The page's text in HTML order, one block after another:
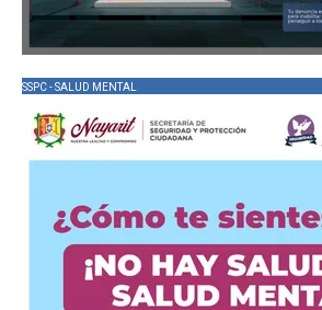
SSPC - SALUD MENTAL